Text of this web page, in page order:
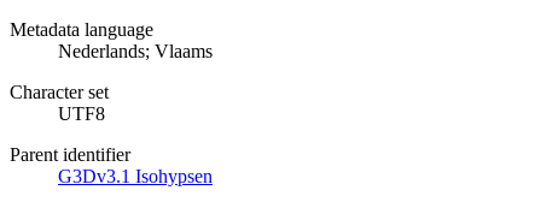
Metadata language
Nederlands; Vlaams
Character set
UTF8
Parent identifier
G3Dv3.1 Isohypsen